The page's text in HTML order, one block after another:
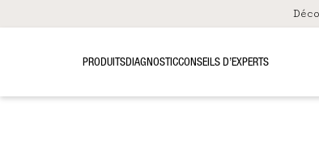
PRODUITSDIAGNOSTICCONSEILS D’EXPERTS